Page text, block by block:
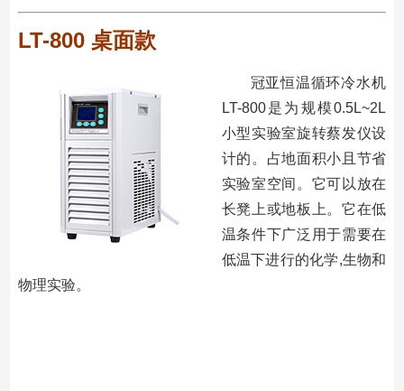
LT-800 桌面款
冠亚恒温循环冷水机
LT-800是为规模0.5L~2L
小型实验室旋转蔡发仪设
计的。占地面积小且节省
实验室空间。它可以放在
长凳上或地板上。它在低
温条件下广泛用于需要在
低温下进行的化学,生物和
物理实验。